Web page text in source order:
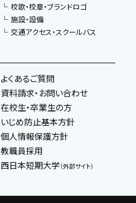
校歌・校章・ブランドロゴ
施設・設備
交通アクセス・スクールバス
よくあるご質問
資料請求・お問い合わせ
在校生・卒業生の方
いじめ防止基本方針
個人情報保護方針
教職員採用
西日本短期大学 （外部サイト）